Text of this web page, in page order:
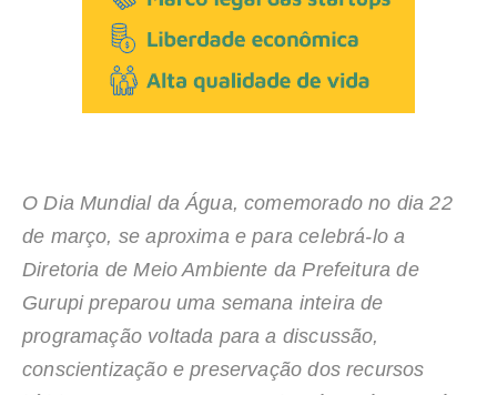
O Dia Mundial da Água, comemorado no dia 22
de março, se aproxima e para celebrá-lo a
Diretoria de Meio Ambiente da Prefeitura de
Gurupi preparou uma semana inteira de
programação voltada para a discussão,
conscientização e preservação dos recursos